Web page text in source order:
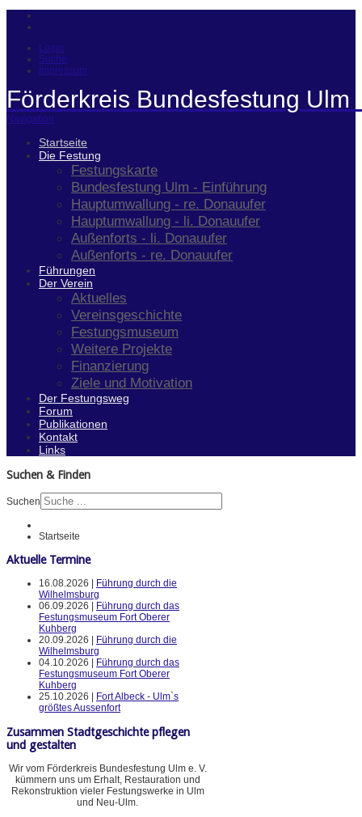
Login
Suche
Impressum
Förderkreis Bundesfestung Ulm
Navigation
Startseite
Die Festung
Festungskarte
Bundesfestung Ulm - Einführung
Hauptumwallung - re. Donauufer
Hauptumwallung - li. Donauufer
Außenforts - li. Donauufer
Außenforts - re. Donauufer
Führungen
Der Verein
Aktuelles
Vereinsgeschichte
Festungsmuseum
Weitere Projekte
Finanzierung
Ziele und Motivation
Der Festungsweg
Forum
Publikationen
Kontakt
Links
Suchen & Finden
Suchen
Startseite
Aktuelle Termine
16.08.2026 |
Führung durch die
Wilhelmsburg
06.09.2026 |
Führung durch das
Festungsmuseum Fort Oberer
Kuhberg
20.09.2026 |
Führung durch die
Wilhelmsburg
04.10.2026 |
Führung durch das
Festungsmuseum Fort Oberer
Kuhberg
25.10.2026 |
Fort Albeck - Ulm`s
größtes Aussenfort
Zusammen Stadtgeschichte pflegen
und gestalten
Wir vom Förderkreis Bundesfestung Ulm e. V.
kümmern uns um Erhalt, Restauration und
Rekonstruktion vieler Festungswerke in Ulm
und Neu-Ulm.